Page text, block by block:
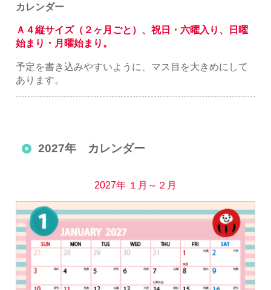
カレンダー
Ａ４縦サイズ（２ヶ月ごと）、祝日・六曜入り、日曜
始まり・月曜始まり。
予定を書き込みやすいように、マス目を大きめにして
あります。
2027年 カレンダー
2027年 １月～２月